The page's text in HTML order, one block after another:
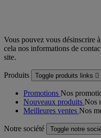
Vous pouvez vous désinscrire
cela nos informations de
site.
Produits Toggle produits links 
Promotions Nos
Nouveaux produits Nos
Meilleures ventes Nos
Notre société Toggle notre